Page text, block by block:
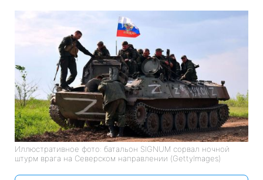
Иллюстративное фото: батальон SIGNUM сорвал ночной
штурм врага на Северском направлении (GettyImages)